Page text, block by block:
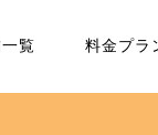
覧 料金プラ